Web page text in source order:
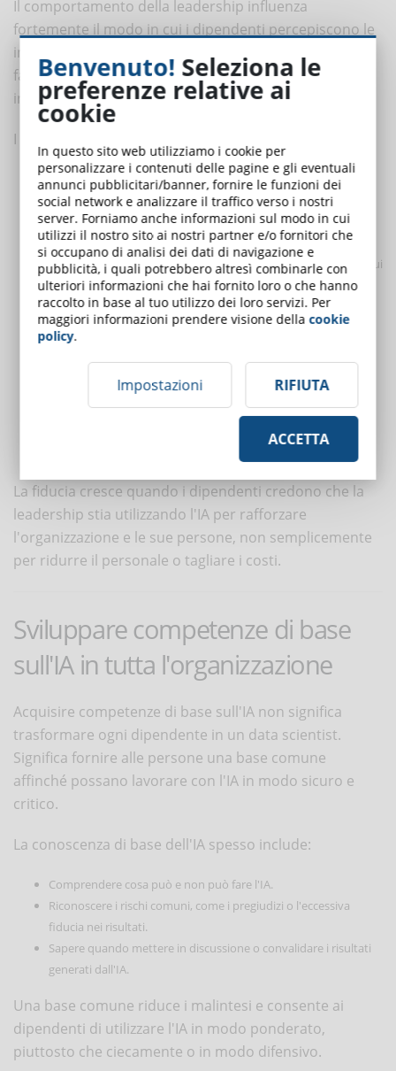
Il comportamento della leadership influenza
fortemente il modo in cui i dipendenti percepiscono le
iniziative di IA. Anche i sistemi ben progettati possono
fallire se i leader comunicano in modo inadeguato o
inviano segnali contraddittori.
I leader efficaci tendono a:
Riconoscere l'incertezza
. Essere onesti su ciò che si conosce,
su ciò che è ancora in evoluzione e su ciò che potrebbe
cambiare crea credibilità.
Affrontare direttamente le paure.Discussioni aperte
sull'impatto sul lavoro, sulle opportunità di riqualificazione e sui
percorsi di carriera riducono le speculazioni e l'ansia.
Essere modelli di apprendimento e curiosità.Quando i
leader utilizzano attivamente gli strumenti di IA e partecipano
alla formazione, segnalano che l'apprendimento è previsto a
Incoraggiare la sperimentazione sicura.I dipendenti sono
più disposti a provare nuovi strumenti quando gli errori
vengono trattati come opportunità di apprendimento
La fiducia cresce quando i dipendenti credono che la
leadership stia utilizzando l'IA per rafforzare
l'organizzazione e le sue persone, non semplicemente
per ridurre il personale o tagliare i costi.
Sviluppare competenze di base
sull'IA in tutta l'organizzazione
Acquisire competenze di base sull'IA non significa
trasformare ogni dipendente in un data scientist.
Significa fornire alle persone una base comune
affinché possano lavorare con l'IA in modo sicuro e
critico.
La conoscenza di base dell'IA spesso include:
Comprendere cosa può e non può fare l'IA.
Riconoscere i rischi comuni, come i pregiudizi o l'eccessiva
fiducia nei risultati.
Sapere quando mettere in discussione o convalidare i risultati
generati dall'IA.
Una base comune riduce i malintesi e consente ai
dipendenti di utilizzare l'IA in modo ponderato,
piuttosto che ciecamente o in modo difensivo.
Benvenuto! Seleziona le
preferenze relative ai
cookie
In questo sito web utilizziamo i cookie per
personalizzare i contenuti delle pagine e gli eventuali
annunci pubblicitari/banner, fornire le funzioni dei
social network e analizzare il traffico verso i nostri
server. Forniamo anche informazioni sul modo in cui
utilizzi il nostro sito ai nostri partner e/o fornitori che
si occupano di analisi dei dati di navigazione e
pubblicità, i quali potrebbero altresì combinarle con
ulteriori informazioni che hai fornito loro o che hanno
raccolto in base al tuo utilizzo dei loro servizi. Per
maggiori informazioni prendere visione dellacookie
policy.
Impostazioni RIFIUTA
ACCETTA